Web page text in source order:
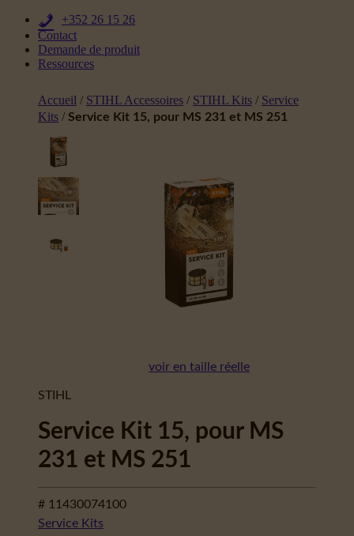
+352 26 15 26
Contact
Demande de produit
Ressources
Accueil / STIHL Accessoires / STIHL Kits / Service
Kits / Service Kit 15, pour MS 231 et MS 251
voir en taille réelle
STIHL
Service Kit 15, pour MS
231 et MS 251
# 11430074100
Service Kits